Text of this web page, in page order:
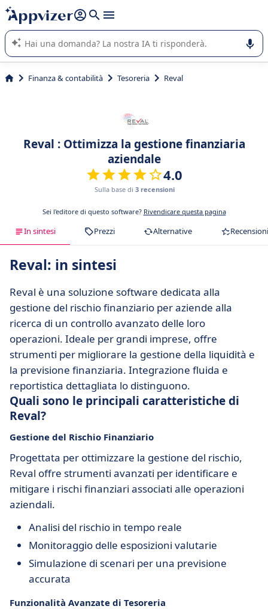
righe con
shift + enter
L'IA di Appvizer vi guida nell'utilizzo o nella scelta di un
software SaaS per la vostra azienda.
Finanza & contabilità Tesoreria Reval
Reval : Ottimizza la gestione finanziaria
aziendale
4.0
Sulla base di 3 recensioni
Sei l'editore di questo software? Rivendicare questa pagina
In sintesi Prezzi Alternative Recensioni
Reval: in sintesi
Reval è una soluzione software dedicata alla
gestione del rischio finanziario per aziende alla
ricerca di un controllo avanzato delle loro
operazioni. Ideale per grandi imprese, offre
strumenti per migliorare la gestione della liquidità e
la previsione finanziaria. Integrazione fluida e
reportistica dettagliata lo distinguono.
Quali sono le principali caratteristiche di
Reval?
Gestione del Rischio Finanziario
Progettata per ottimizzare la gestione del rischio,
Reval offre strumenti avanzati per identificare e
mitigare i rischi finanziari associati alle operazioni
aziendali.
Analisi del rischio in tempo reale
Monitoraggio delle esposizioni valutarie
Simulazione di scenari per una previsione
accurata
Funzionalità Avanzate di Tesoreria